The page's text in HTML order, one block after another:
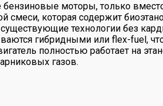
моторы, только
смеси, которая содержит
технологии без
гибридными или flex-fuel,
полностью работает на
газов.